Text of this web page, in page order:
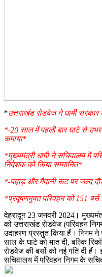
*उत्तराखंड रोडवेज ने धामी
*-20 साल में पहली बार घाटे से
कमाया*
*मुख्यमंत्री धामी ने सचिवालय में
निदेशक को किया सम्मानित*
*-पहाड़ और मैदानी रूट पर जल्द
*प्रदूषणमुक्त परिवहन को 151 बसें
देहरादून 23 जनवरी 2024।
को उत्तराखंड रोडवेज (परिवहन
उदाहरण प्रस्तुत किया हैं। निगम
साल के घाटे को मात दी, बल्कि
रोडवेज की बसों को नई गति दी
सचिवालय में परिवहन निगम के